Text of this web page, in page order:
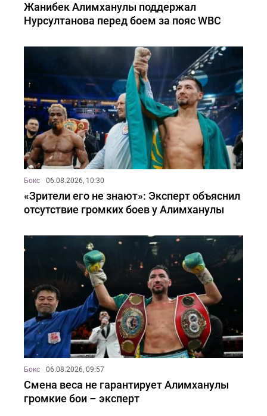
Жанибек Алимханулы поддержал
Нурсултанова перед боем за пояс WBC
Бокс 06.08.2026, 10:30
«Зрители его не знают»: Эксперт объяснил
отсутствие громких боев у Алимханулы
Бокс 06.08.2026, 09:57
Смена веса не гарантирует Алимханулы
громкие бои – эксперт